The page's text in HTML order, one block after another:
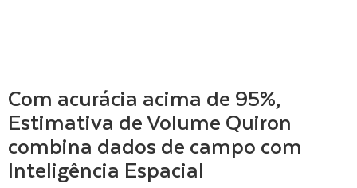
Com acurácia acima de 95%,
Estimativa de Volume Quiron
combina dados de campo com
Inteligência Espacial